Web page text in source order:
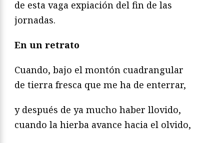
de esta vaga expiación del fin de las
jornadas.
En un retrato
Cuando, bajo el montón cuadrangular
de tierra fresca que me ha de enterrar,
y después de ya mucho haber llovido,
cuando la hierba avance hacia el olvido,